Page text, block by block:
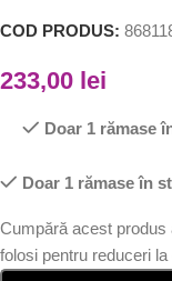
COD PRODUS:
233,00 lei
Doar 1 rămase
Doar 1 rămase în
Cumpără acest
folosi pentru reduceri